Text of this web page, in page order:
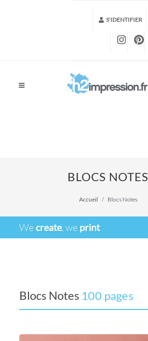
S'IDENTIFIER
BLOCS NOTES
Accueil Blocs Notes
Wecreate, we print
Blocs Notes 100 pages